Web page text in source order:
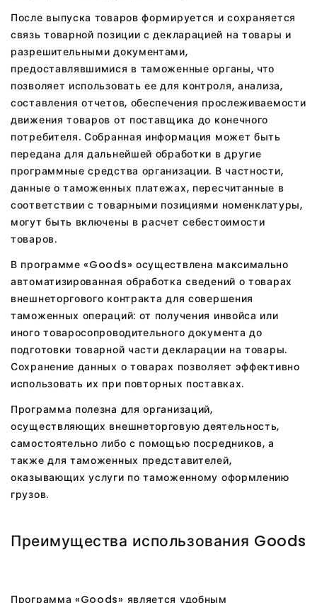
После выпуска товаров формируется и сохраняется
связь товарной позиции с декларацией на товары и
разрешительными документами,
предоставлявшимися в таможенные органы, что
позволяет использовать ее для контроля, анализа,
составления отчетов, обеспечения прослеживаемости
движения товаров от поставщика до конечного
потребителя. Собранная информация может быть
передана для дальнейшей обработки в другие
программные средства организации. В частности,
данные о таможенных платежах, пересчитанные в
соответствии с товарными позициями номенклатуры,
могут быть включены в расчет себестоимости
товаров.
В программе «Goods» осуществлена максимально
автоматизированная обработка сведений о товарах
внешнеторгового контракта для совершения
таможенных операций: от получения инвойса или
иного товаросопроводительного документа до
подготовки товарной части декларации на товары.
Сохранение данных о товарах позволяет эффективно
использовать их при повторных поставках.
Программа полезна для организаций,
осуществляющих внешнеторговую деятельность,
самостоятельно либо с помощью посредников, а
также для таможенных представителей,
оказывающих услуги по таможенному оформлению
грузов.
Преимущества использования Goods
Программа «Goods» является удобным